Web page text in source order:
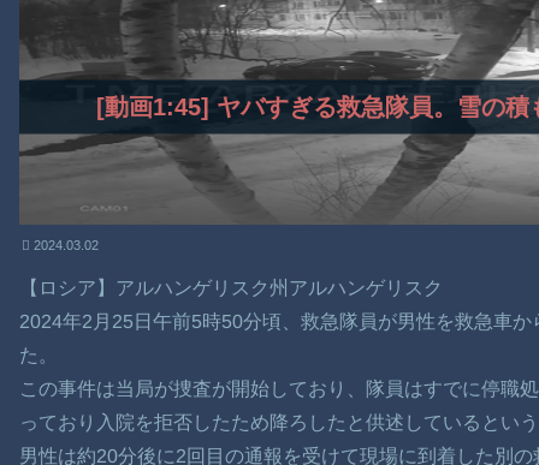
[動画1:45] ヤバすぎる救急隊員。雪の
2024.03.02
【ロシア】アルハンゲリスク州アルハンゲリスク
2024年2月25日午前5時50分頃、救急隊員が男性を救急車
た。
この事件は当局が捜査が開始しており、隊員はすでに停職
っており入院を拒否したため降ろしたと供述しているとい
男性は約20分後に2回目の通報を受けて現場に到着した別